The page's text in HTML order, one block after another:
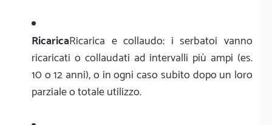
RicaricaRicarica e collaudo: i serbatoi vanno
ricaricati o collaudati ad intervalli più ampi (es.
10 o 12 anni), o in ogni caso subito dopo un loro
parziale o totale utilizzo.